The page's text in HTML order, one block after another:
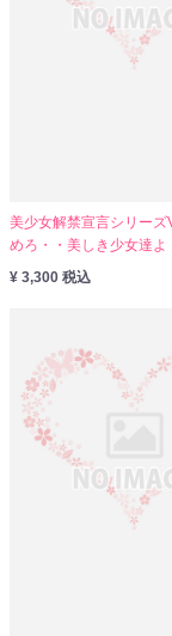
美少女解禁宣言シリーズ
めろ・・美しき少女達よ
¥ 3,300 税込